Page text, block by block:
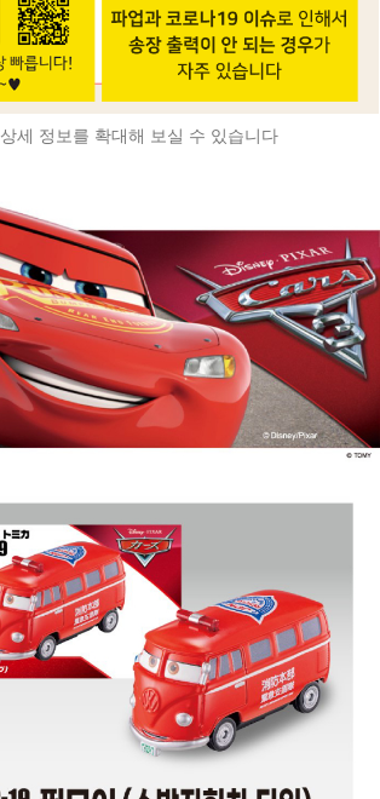
상세 정보를 확대해 보실 수 있습니다